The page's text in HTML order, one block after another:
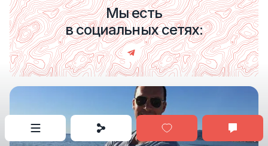
Мы есть
в социальных сетях: